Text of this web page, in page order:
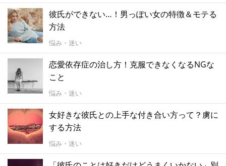
彼氏ができない…！男っぽい女の特徴＆モテる
方法
悩み・迷い
恋愛依存症の治し方！克服できなくなるNGな
こと
悩み・迷い
女好きな彼氏との上手な付き合い方って？虜に
する方法
悩み・迷い